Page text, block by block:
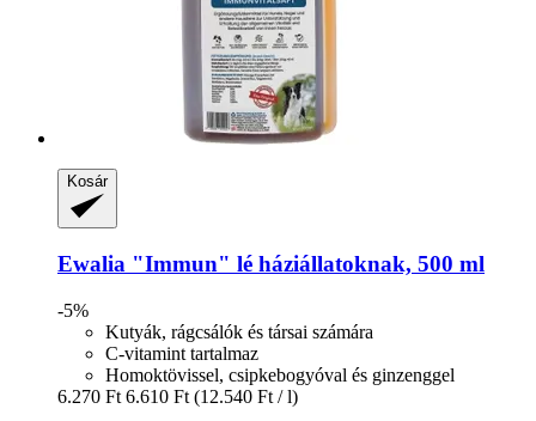
Kosár
Ewalia "Immun" lé háziállatoknak, 500 ml
-5%
Kutyák, rágcsálók és társai számára
C-vitamint tartalmaz
Homoktövissel, csipkebogyóval és ginzenggel
6.270 Ft 6.610 Ft (12.540 Ft / l)